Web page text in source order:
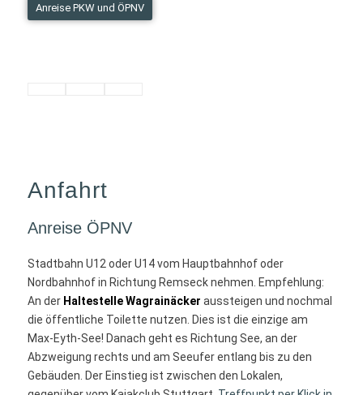
Anreise PKW und ÖPNV
Anfahrt
Anreise ÖPNV
Stadtbahn U12 oder U14 vom Hauptbahnhof oder
Nordbahnhof in Richtung Remseck nehmen. Empfehlung:
An der Haltestelle Wagrainäcker aussteigen und nochmal
die öffentliche Toilette nutzen. Dies ist die einzige am
Max-Eyth-See! Danach geht es Richtung See, an der
Abzweigung rechts und am Seeufer entlang bis zu den
Gebäuden. Der Einstieg ist zwischen den Lokalen,